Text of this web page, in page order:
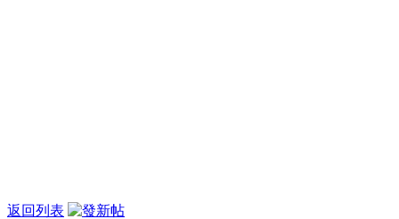
返回列表